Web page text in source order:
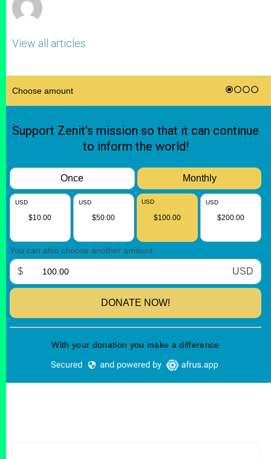
View all articles